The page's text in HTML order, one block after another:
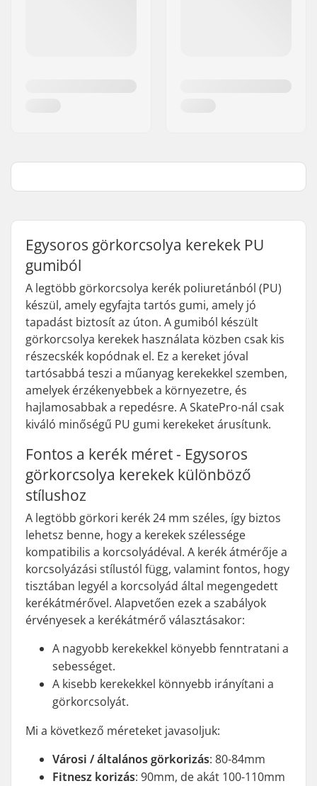
Egysoros görkorcsolya kerekek PU
gumiból
A legtöbb görkorcsolya kerék poliuretánból (PU)
készül, amely egyfajta tartós gumi, amely jó
tapadást biztosít az úton. A gumiból készült
görkorcsolya kerekek használata közben csak kis
részecskék kopódnak el. Ez a kereket jóval
tartósabbá teszi a műanyag kerekekkel szemben,
amelyek érzékenyebbek a környezetre, és
hajlamosabbak a repedésre. A SkatePro-nál csak
kiváló minőségű PU gumi kerekeket árusítunk.
Fontos a kerék méret - Egysoros
görkorcsolya kerekek különböző
stílushoz
A legtöbb görkori kerék 24 mm széles, így biztos
lehetsz benne, hogy a kerekek szélessége
kompatibilis a korcsolyádéval. A kerék átmérője a
korcsolyázási stílustól függ, valamint fontos, hogy
tisztában legyél a korcsolyád által megengedett
kerékátmérővel. Alapvetően ezek a szabályok
érvényesek a kerékátmérő választásakor:
A nagyobb kerekekkel könyebb fenntratani a
sebességet.
A kisebb kerekekkel könnyebb irányítani a
görkorcsolyát.
Mi a következő méreteket javasoljuk:
Városi / általános görkorizás: 80-84mm
Fitnesz korizás: 90mm, de akát 100-110mm